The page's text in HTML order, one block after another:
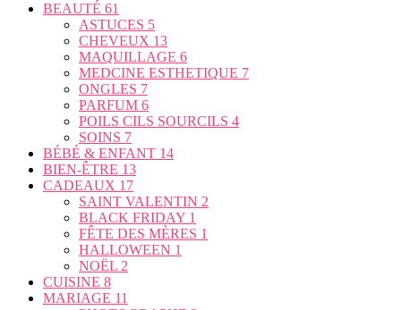
BEAUTÉ 61
ASTUCES 5
CHEVEUX 13
MAQUILLAGE 6
MEDCINE ESTHETIQUE 7
ONGLES 7
PARFUM 6
POILS CILS SOURCILS 4
SOINS 7
BÉBÉ & ENFANT 14
BIEN-ÊTRE 13
CADEAUX 17
SAINT VALENTIN 2
BLACK FRIDAY 1
FÊTE DES MÈRES 1
HALLOWEEN 1
NOËL 2
CUISINE 8
MARIAGE 11